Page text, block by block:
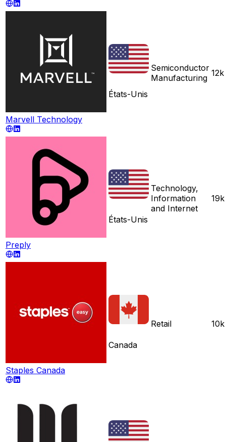
Marvell Technology
États-Unis
Semiconductor
Manufacturing 12k
Preply
États-Unis
Technology,
Information
and Internet
19k
Staples Canada
Canada
Retail 10k